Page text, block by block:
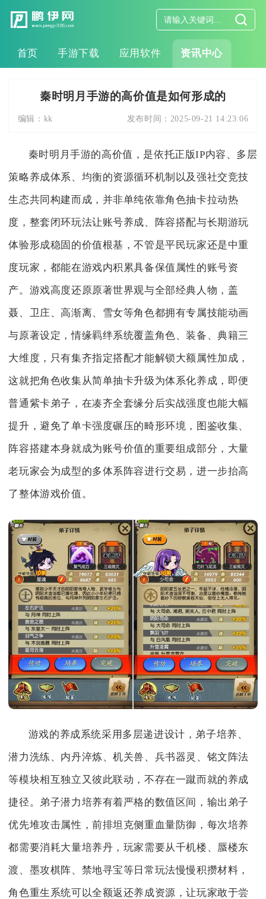
首页 手游下载 应用软件 资讯中心
秦时明月手游的高价值是如何形成的
编辑： kk 发布时间： 2025-09-21 14:23:06
秦时明月手游的高价值，是依托正版IP内容、多层
策略养成体系、均衡的资源循环机制以及强社交竞技
生态共同构建而成，并非单纯依靠角色抽卡拉动热
度，整套闭环玩法让账号养成、阵容搭配与长期游玩
体验形成稳固的价值根基，不管是平民玩家还是中重
度玩家，都能在游戏内积累具备保值属性的账号资
产。游戏高度还原原著世界观与全部经典人物，盖
聂、卫庄、高渐离、雪女等角色都拥有专属技能动画
与原著设定，情缘羁绊系统覆盖角色、装备、典籍三
大维度，只有集齐指定搭配才能解锁大额属性加成，
这就把角色收集从简单抽卡升级为体系化养成，即便
普通紫卡弟子，在凑齐全套缘分后实战强度也能大幅
提升，避免了单卡强度碾压的畸形环境，图鉴收集、
阵容搭建本身就成为账号价值的重要组成部分，大量
老玩家会为成型的多体系阵容进行交易，进一步抬高
了整体游戏价值。
游戏的养成系统采用多层递进设计，弟子培养、
潜力洗练、内丹淬炼、机关兽、兵书器灵、铭文阵法
等模块相互独立又彼此联动，不存在一蹴而就的养成
捷径。弟子潜力培养有着严格的数值区间，输出弟子
优先堆攻击属性，前排坦克侧重血量防御，每次培养
都需要消耗大量培养丹，玩家需要从千机楼、蜃楼东
渡、墨攻棋阵、禁地寻宝等日常玩法慢慢积攒材料，
角色重生系统可以全额返还养成资源，让玩家敢于尝